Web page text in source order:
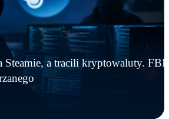
Steamie, a tracili kryptowaluty. FBI